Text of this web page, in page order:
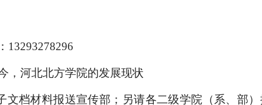
，河北北方学院的发展现状
文档材料报送宣传部； 另请各二级学院（系、部